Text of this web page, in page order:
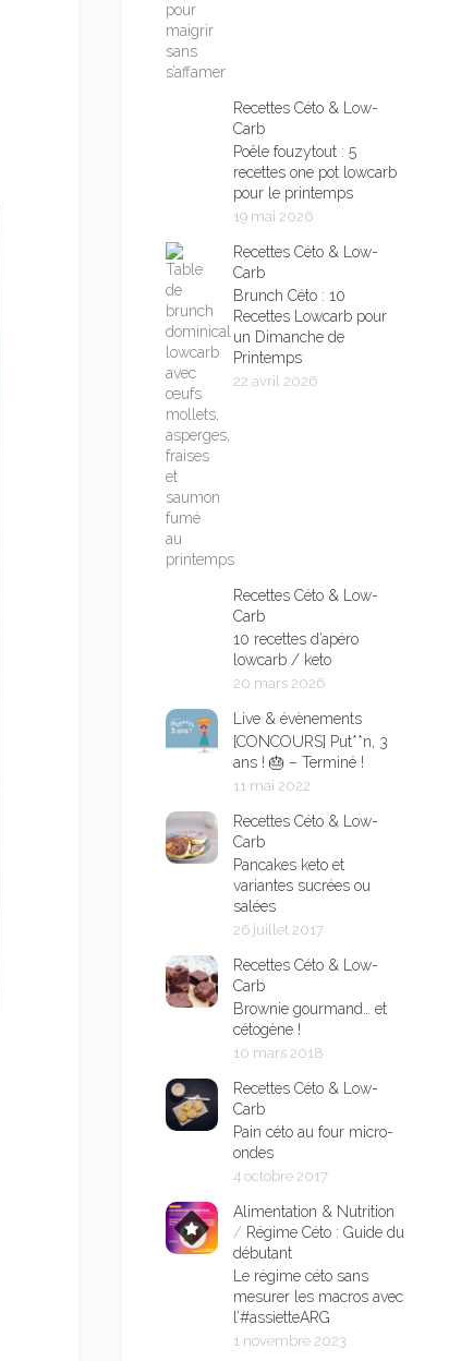
Recettes Céto & Low-
Carb
Poêle fouzytout : 5
recettes one pot lowcarb
pour le printemps
19 mai 2026
Recettes Céto & Low-
Carb
Brunch Céto : 10
Recettes Lowcarb pour
un Dimanche de
Printemps
22 avril 2026
Recettes Céto & Low-
Carb
10 recettes d’apéro
lowcarb / keto
20 mars 2026
Live & évènements
[CONCOURS] Put**n, 3
ans ! 🎂 – Terminé !
11 mai 2022
Recettes Céto & Low-
Carb
Pancakes keto et
variantes sucrées ou
salées
26 juillet 2017
Recettes Céto & Low-
Carb
Brownie gourmand… et
cétogène !
10 mars 2018
Recettes Céto & Low-
Carb
Pain céto au four micro-
ondes
4 octobre 2017
Alimentation & Nutrition
/ Régime Céto : Guide du
débutant
Le régime céto sans
mesurer les macros avec
l’#assietteARG
1 novembre 2023